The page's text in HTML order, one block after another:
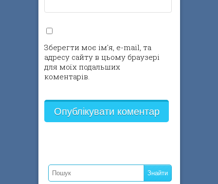
Зберегти моє ім'я, e-mail, та
адресу сайту в цьому браузері
для моїх подальших
коментарів.